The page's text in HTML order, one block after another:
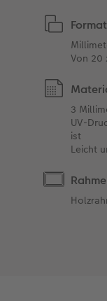
Von 20
3
UV-
ist
Leicht